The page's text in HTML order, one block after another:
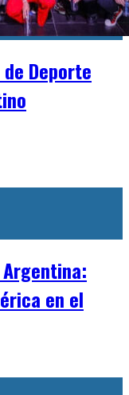
de Deporte
en el